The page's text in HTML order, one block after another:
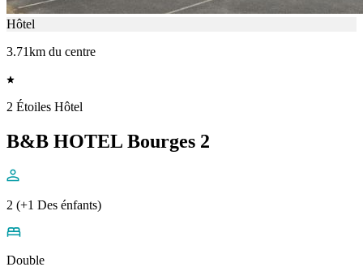
Hôtel
3.71km du centre
2 Étoiles Hôtel
B&B HOTEL Bourges 2
2 (+1 Des énfants)
Double